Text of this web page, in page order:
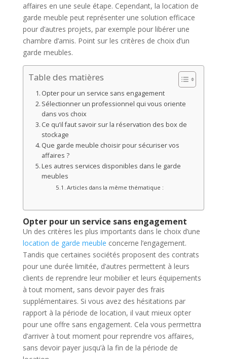
affaires en une seule étape. Cependant, la location de
garde meuble peut représenter une solution efficace
pour d’autres projets, par exemple pour libérer une
chambre d’amis. Point sur les critères de choix d’un
garde meubles.
Table des matières
Opter pour un service sans engagement
Sélectionner un professionnel qui vous oriente
dans vos choix
Ce qu’il faut savoir sur la réservation des box de
stockage
Que garde meuble choisir pour sécuriser vos
affaires ?
Les autres services disponibles dans le garde
meubles
Articles dans la même thématique :
Opter pour un service sans engagement
Un des critères les plus importants dans le choix d’une
location de garde meuble concerne l’engagement.
Tandis que certaines sociétés proposent des contrats
pour une durée limitée, d’autres permettent à leurs
clients de reprendre leur mobilier et leurs équipements
à tout moment, sans devoir payer des frais
supplémentaires. Si vous avez des hésitations par
rapport à la période de location, il vaut mieux opter
pour une offre sans engagement. Cela vous permettra
d’arriver à tout moment pour reprendre vos affaires,
sans devoir payer jusqu’à la fin de la période de